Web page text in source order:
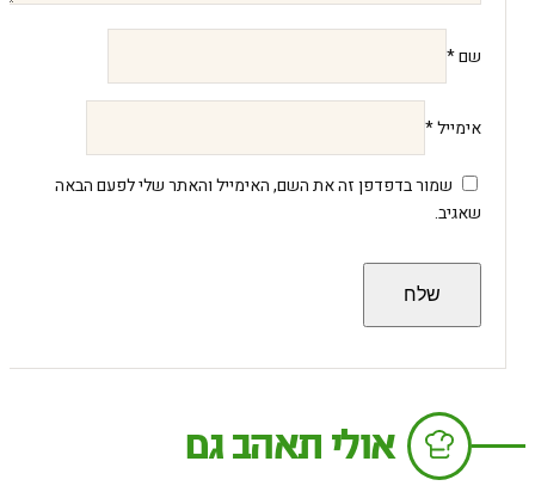
שם*
אימייל*
שמור בדפדפן זה את השם, האימייל והאתר שלי לפעם הבאה
שאגיב.
אולי תאהב גם